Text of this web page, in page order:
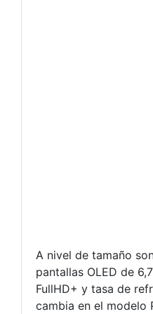
A nivel de tamaño
pantallas OLED de
FullHD+ y tasa de
cambia en el modelo